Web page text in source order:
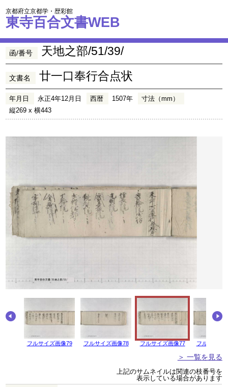
京都府立京都学・歴彩館
東寺百合文書WEB
函/番号 天地之部/51/39/
文書名 廿一口奉行合点状
年月日 永正4年12月日 西暦 1507年
寸法（mm）
縦269 x 横443
フルサイズ画像79 フルサイズ画像78 フルサイズ画像77 フルサイズ
＞ 一覧を見る
上記のサムネイルは関連の枝番号を
表示している場合があります